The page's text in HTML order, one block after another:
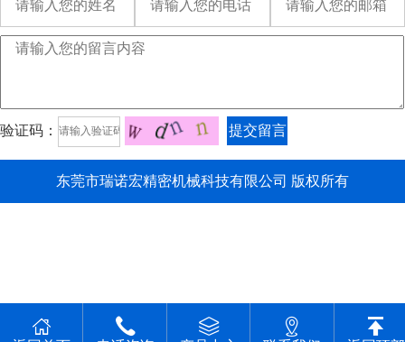
验证码： 提交留言
东莞市瑞诺宏精密机械科技有限公司 版权所有